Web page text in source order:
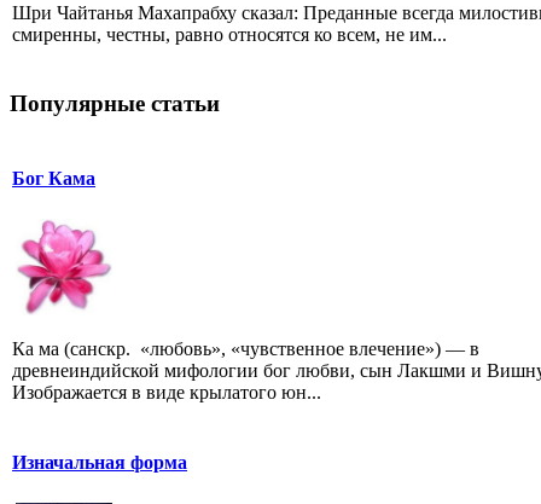
Шри Чайтанья Махапрабху сказал: Преданные всегда
смиренны, честны, равно относятся ко всем, не им...
Популярные статьи
Бог Кама
Ка ма (санскр. «любовь», «чувственное влечение») — в
древнеиндийской мифологии бог любви, сын Лакшми и
Изображается в виде крылатого юн...
Изначальная форма